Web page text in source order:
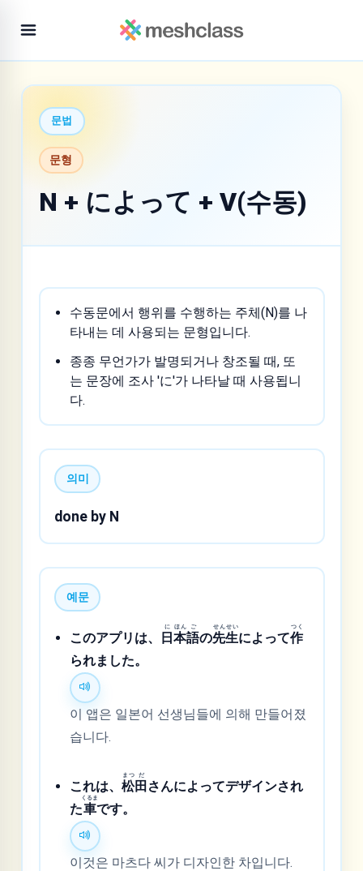
문법
문형
N + によって + V(수동)
수동문에서 행위를 수행하는 주체(N)를 나
타내는 데 사용되는 문형입니다.
종종 무언가가 발명되거나 창조될 때, 또
는 문장에 조사 'に'가 나타날 때 사용됩니
다.
의미
done by N
예문
このアプリは、 日
に
本
ほん
語
ご
の先
せん
生
せい
によって作
つく
られました。
이 앱은 일본어 선생님들에 의해 만들어졌
습니다.
これは、松
まつ
田
だ
さんによってデザインされ
た車
くるま
です。
이것은 마츠다 씨가 디자인한 차입니다.